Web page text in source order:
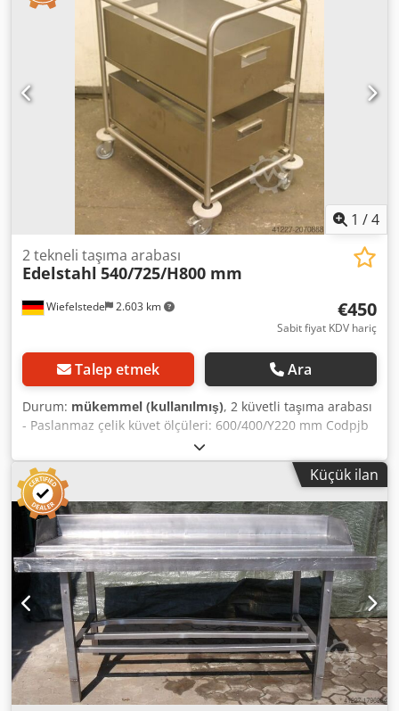
1 /4
Wiefelstede 2.603 km
2 tekneli taşıma arabası
Edelstahl 540/725/H800 mm
€450
Sabit fiyat KDV hariç
Talep etmek Ara
Durum: mükemmel (kullanılmış), 2 küvetli taşıma arabası
- Paslanmaz çelik küvet ölçüleri: 600/400/Y220 mm Codpjb
Uhnkjfx Anujrf - Yapı: stabil - Ölçüler: 540/725/Y800 mm -
Ağırlık: 30 kg
Küçük ilan